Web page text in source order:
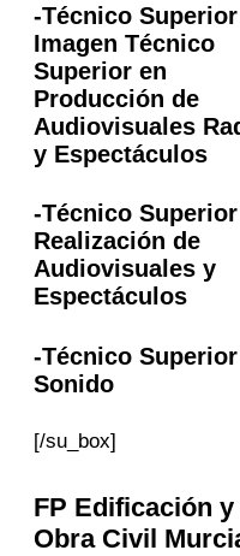
-Técnico
Imagen Técnico
Superior en
Producción de
Audiovisuales
y Espectáculos
-Técnico
Realización de
Audiovisuales y
Espectáculos
-Técnico
Sonido
[/su_box]
FP Edificación y
Obra Civil